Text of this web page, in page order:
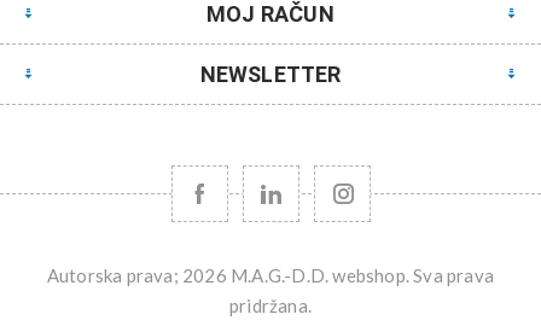
MOJ RAČUN
NEWSLETTER
Autorska prava; 2026 M.A.G.-D.D. webshop. Sva prava
pridržana.